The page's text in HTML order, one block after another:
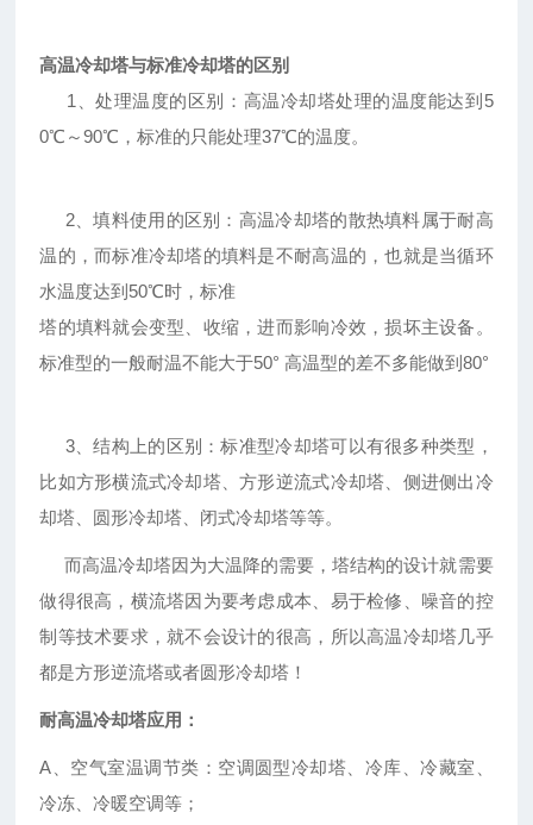
高温冷却塔与标准冷却塔的区别
1、处理温度的区别：高温冷却塔处理的温度能达到5
0℃～90℃，标准的只能处理37℃的温度。
2、填料使用的区别：高温冷却塔的散热填料属于耐高
温的，而标准冷却塔的填料是不耐高温的，也就是当循环
水温度达到50℃时，标准
塔的填料就会变型、收缩，进而影响冷效，损坏主设备。
标准型的一般耐温不能大于50° 高温型的差不多能做到80°
3、结构上的区别：标准型冷却塔可以有很多种类型，
比如方形横流式冷却塔、方形逆流式冷却塔、侧进侧出冷
却塔、圆形冷却塔、闭式冷却塔等等。
而高温冷却塔因为大温降的需要，塔结构的设计就需要
做得很高，横流塔因为要考虑成本、易于检修、噪音的控
制等技术要求，就不会设计的很高，所以高温冷却塔几乎
都是方形逆流塔或者圆形冷却塔！
耐高温冷却塔应用：
A、空气室温调节类：空调圆型冷却塔、冷库、冷藏室、
冷冻、冷暖空调等；